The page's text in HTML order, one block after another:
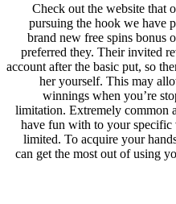
Check out the website that
pursuing the hook we have
brand new free spins bonus
preferred they. Their invited
account after the basic put, so
her yourself. This may
winnings when you’re
limitation. Extremely common
have fun with to your specific
limited. To acquire your
can get the most out of using